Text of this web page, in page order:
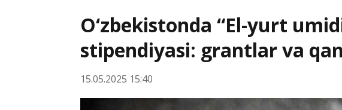
O‘zbekistonda “El-yurt
stipendiyasi: grantlar va
15.05.2025 15:40